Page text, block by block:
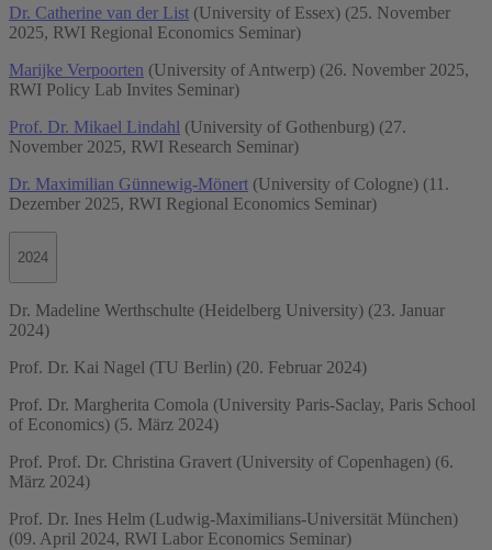
Dr. Catherine van der List (University of Essex) (25. November
2025, RWI Regional Economics Seminar)
Marijke Verpoorten (University of Antwerp) (26. November 2025,
RWI Policy Lab Invites Seminar)
Prof. Dr. Mikael Lindahl (University of Gothenburg) (27.
November 2025, RWI Research Seminar)
Dr. Maximilian Günnewig-Mönert (University of Cologne) (11.
Dezember 2025, RWI Regional Economics Seminar)
2024
Dr. Madeline Werthschulte (Heidelberg University) (23. Januar
2024)
Prof. Dr. Kai Nagel (TU Berlin) (20. Februar 2024)
Prof. Dr. Margherita Comola (University Paris-Saclay, Paris School
of Economics) (5. März 2024)
Prof. Prof. Dr. Christina Gravert (University of Copenhagen) (6.
März 2024)
Prof. Dr. Ines Helm (Ludwig-Maximilians-Universität München)
(09. April 2024, RWI Labor Economics Seminar)